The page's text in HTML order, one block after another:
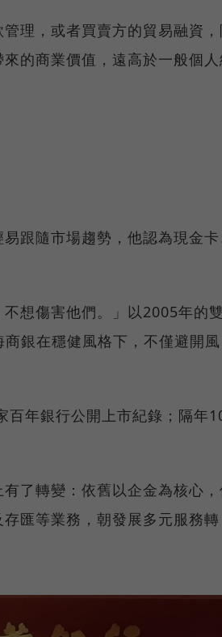
理，或者買賣方的貿易融資
的商業價值，遠高於一般個
跟隨市場趨勢，他認為現金
想傷害他們。」以2005年的
銀在穩健風格下，不僅避開風
百年銀行公開上市紀錄；隔年
了轉變：依舊以企金為核心
匯等業務，朝發展多元服務轉